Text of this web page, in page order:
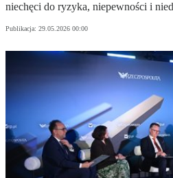
niechęci do ryzyka, niepewności i
Publikacja: 29.05.2026 00:00